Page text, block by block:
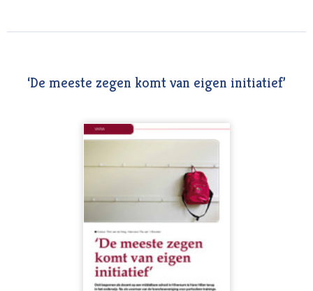
‘De meeste zegen komt van eigen initiatief’